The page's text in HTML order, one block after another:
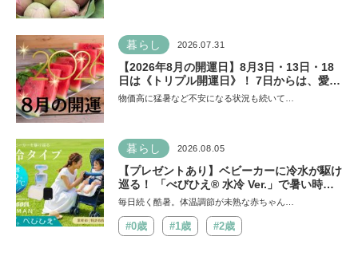
暮らし 2026.07.31
【2026年8月の開運日】8月3日・13日・18
日は《トリプル開運日》！ 7日からは、愛と
美とお金の星「金星」が、天秤座と蠍座に長
物価高に猛暑など不安になる状況も続いて…
暮らし 2026.08.05
【プレゼントあり】ベビーカーに冷水が駆け
巡る！ 「べびひえ® 水冷 Ver.」で暑い時期
の赤ちゃんのお出かけをサポート
毎日続く酷暑。体温調節が未熟な赤ちゃん…
#0歳 #1歳 #2歳